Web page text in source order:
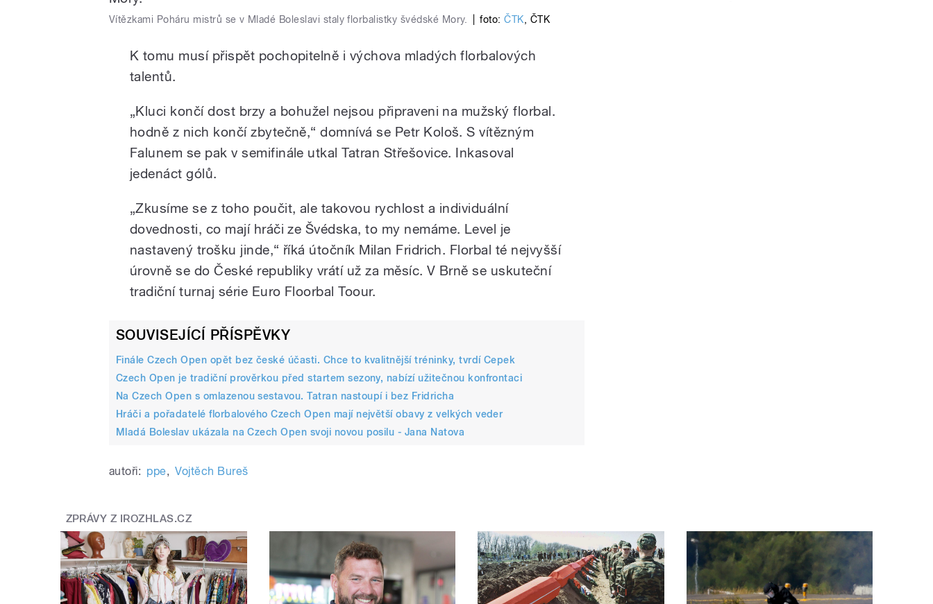
Vítězkami Poháru mistrů se v Mladé Boleslavi staly florbalistky švédské Mory. foto:ČTK, ČTK
K tomu musí přispět pochopitelně i výchova mladých florbalových
talentů.
„Kluci končí dost brzy a bohužel nejsou připraveni na mužský florbal.
hodně z nich končí zbytečně,“ domnívá se Petr Kološ. S vítězným
Falunem se pak v semifinále utkal Tatran Střešovice. Inkasoval
jedenáct gólů.
„Zkusíme se z toho poučit, ale takovou rychlost a individuální
dovednosti, co mají hráči ze Švédska, to my nemáme. Level je
nastavený trošku jinde,“ říká útočník Milan Fridrich. Florbal té nejvyšší
úrovně se do České republiky vrátí už za měsíc. V Brně se uskuteční
tradiční turnaj série Euro Floorbal Toour.
SOUVISEJÍCÍ PŘÍSPĚVKY
Finále Czech Open opět bez české účasti. Chce to kvalitnější tréninky, tvrdí Cepek
Czech Open je tradiční prověrkou před startem sezony, nabízí užitečnou konfrontaci
Na Czech Open s omlazenou sestavou. Tatran nastoupí i bez Fridricha
Hráči a pořadatelé florbalového Czech Open mají největší obavy z velkých veder
Mladá Boleslav ukázala na Czech Open svoji novou posilu - Jana Natova
autoři: ppe, Vojtěch Bureš
ZPRÁVY Z IROZHLAS.CZ